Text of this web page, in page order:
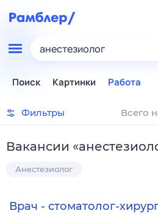
анестезиолог
Поиск Картинки Работа
Фильтры Всего
Вакансии «
Анестезиолог
Врач - стоматолог-